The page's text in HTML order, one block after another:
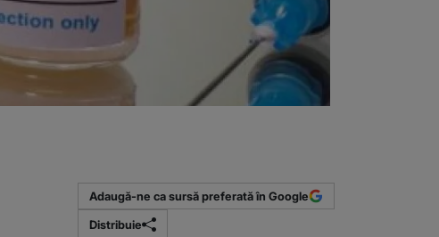
Adaugă-ne ca sursă preferată în Google
Distribuie